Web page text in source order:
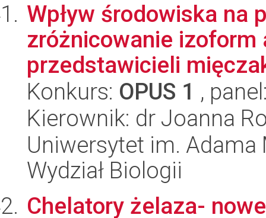
Wpływ środowiska na
zróżnicowanie izoform
przedstawicieli
Konkurs: OPUS 1 ,
Kierownik: dr Joanna
Uniwersytet im.
Wydział Biologii
Chelatory żelaza-